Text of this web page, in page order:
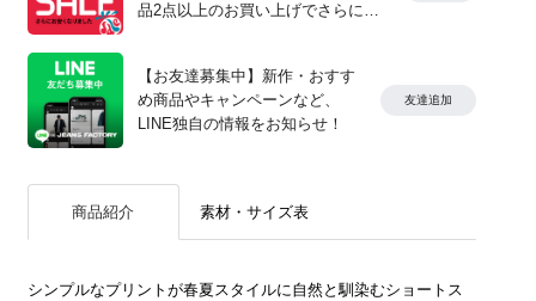
品2点以上のお買い上げでさらに
【お友達募集中】新作・おすす
め商品やキャンペーンなど、
LINE独自の情報をお知らせ！
友達追加
商品紹介 素材・サイズ表
シンプルなプリントが春夏スタイルに自然と馴染むショートス